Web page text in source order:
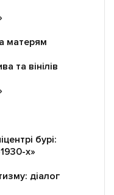
сайті
матерям
та вінілів
бурі:
х»
діалог